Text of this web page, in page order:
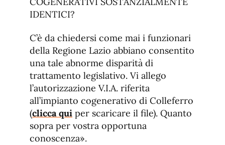
IDENTICI?
C’è da chiedersi come mai i funzionari
della Regione Lazio abbiano consentito
una tale abnorme disparità di
trattamento legislativo. Vi allego
l’autorizzazione V.I.A. riferita
all’impianto cogenerativo di Colleferro
(clicca qui per scaricare il file). Quanto
sopra per vostra opportuna
conoscenza».